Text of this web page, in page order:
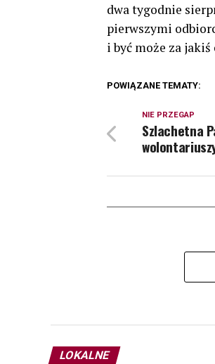
dwa tygodnie
pierwszymi
i być może za
POWIĄZANE TEMATY:
NIE PRZEGAP
Szlachetna
LOKALNE